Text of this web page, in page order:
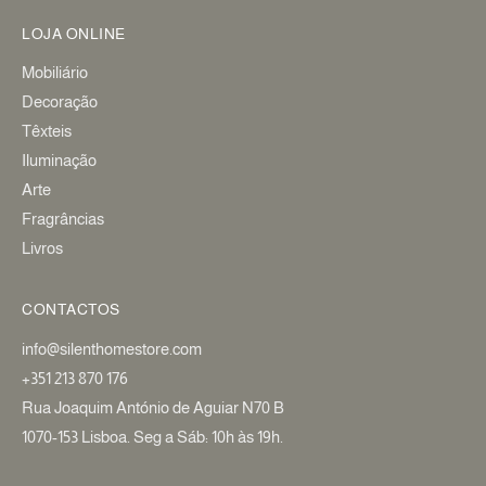
LOJA ONLINE
Mobiliário
Decoração
Têxteis
Iluminação
Arte
Fragrâncias
Livros
CONTACTOS
info@silenthomestore.com
+351 213 870 176
Rua Joaquim António de Aguiar N70 B
1070-153 Lisboa. Seg a Sáb: 10h às 19h.